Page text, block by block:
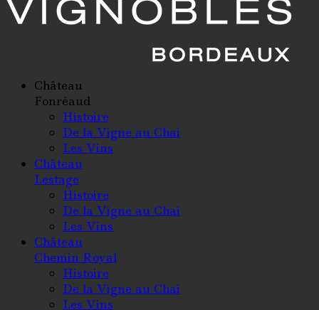
Château
Fonréaud
Histoire
De la Vigne au Chai
Les Vins
Château
Lestage
Histoire
De la Vigne au Chai
Les Vins
Château
Chemin Royal
Histoire
De la Vigne au Chai
Les Vins